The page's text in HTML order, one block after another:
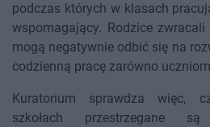
podczas których w klasach
wspomagający. Rodzice
mogą negatywnie odbić się na
codzienną pracę zarówno
Kuratorium sprawdza więc,
szkołach przestrzegane